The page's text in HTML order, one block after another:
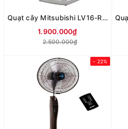
Quạt cây Mitsubishi LV16-RB SF-GY (xám nhạt)
1.900.000₫
2.500.000₫
- 22%